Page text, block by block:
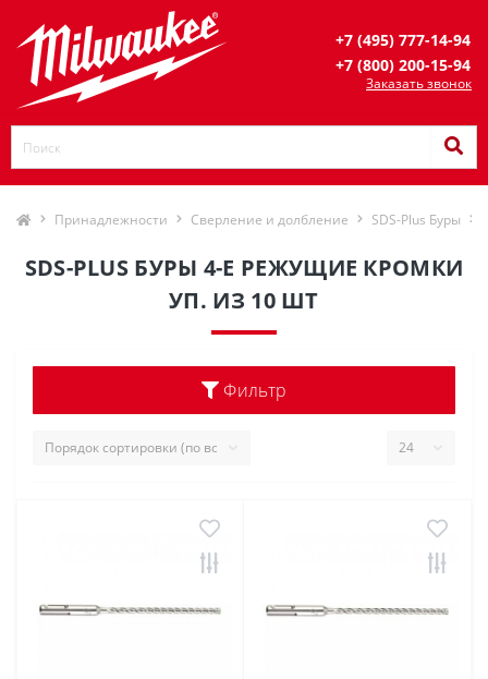
+7 (495) 777-14-94
+7 (800) 200-15-94
Заказать звонок
Принадлежности Сверление и долбление SDS-Plus Буры
SDS-PLUS БУРЫ 4-Е РЕЖУЩИЕ КРОМКИ
УП. ИЗ 10 ШТ
Фильтр